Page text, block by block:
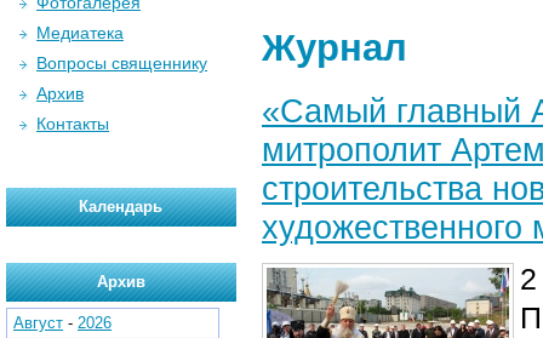
Журнал
«Самый главный
митрополит
строительства
художественного
Медиатека
Вопросы священнику
Архив
Контакты
Календарь
Архив
Август - 2026